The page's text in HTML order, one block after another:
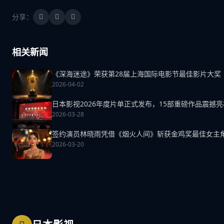
分享：
相关新闻
《深海迷途》荣获第28届上海国际电影节最佳影片大奖
2026-04-02
日本影视2026年度片单正式发布，15部重磅作品震撼
2026-03-28
签约演员林晓雨凭借《烟火人间》斩获金鸡奖最佳女主
2026-03-20